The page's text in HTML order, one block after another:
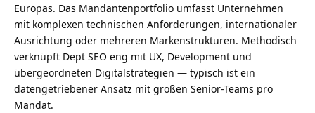
Europas. Das Mandantenportfolio umfasst Unternehmen
mit komplexen technischen Anforderungen, internationaler
Ausrichtung oder mehreren Markenstrukturen. Methodisch
verknüpft Dept SEO eng mit UX, Development und
übergeordneten Digitalstrategien — typisch ist ein
datengetriebener Ansatz mit großen Senior-Teams pro
Mandat.